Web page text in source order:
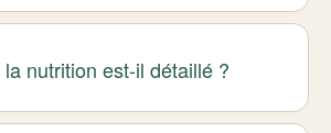
nutrition est-il détaillé ?